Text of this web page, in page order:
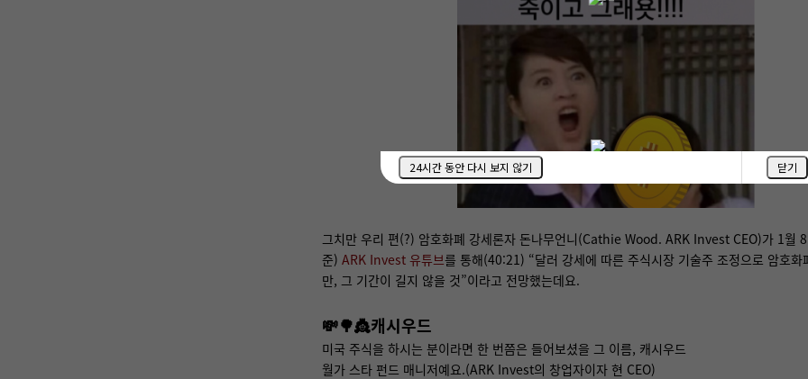
24시간 동안 다시 보지 않기 닫기
그치만 우리 편(?) 암호화폐 강세론자 돈나무언니(Cathie Wood. ARK Invest CEO)가 1월
준) ARK Invest 유튜브를 통해(40:21) “달러 강세에 따른 주식시장 기술주 조정으로 암호화
만, 그 기간이 길지 않을 것”이라고 전망했는데요.
💸🌳👸캐시우드
미국 주식을 하시는 분이라면 한 번쯤은 들어보셨을 그 이름, 캐시우드
월가 스타 펀드 매니저예요.(ARK Invest의 창업자이자 현 CEO)